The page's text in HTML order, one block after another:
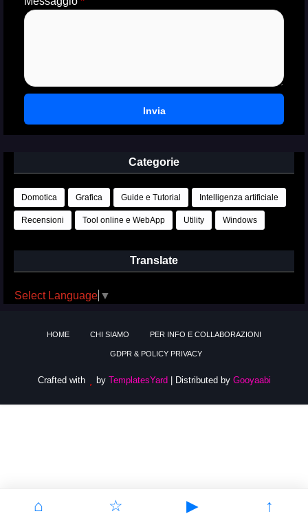
Categorie
Domotica Grafica Guide e Tutorial Intelligenza artificiale
Recensioni Tool online e WebApp Utility Windows
Translate
Select Language ▼
HOME CHI SIAMO PER INFO E COLLABORAZIONI
GDPR & POLICY PRIVACY
Crafted with by TemplatesYard | Distributed by Gooyaabi
⌂ ☆ ▶ ↑